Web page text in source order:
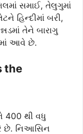
સમાઈ, તેલુગુમાં
હિન્દીમાં બરી,
તેને બારાગુ
આવે છે.
the
400 થી વધુ
છે. નિઆસિન